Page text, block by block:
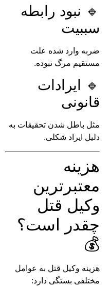
🔹 نبود رابطه
سببیت
ضربه وارد شده علت
مستقیم مرگ نبوده.
🔹 ایرادات
قانونی
مثل باطل شدن تحقیقات به
دلیل ایراد شکلی.
هزینه
معتبرترین
وکیل قتل
چقدر است؟
💰
هزینه وکیل قتل به عوامل
مختلفی بستگی دارد: